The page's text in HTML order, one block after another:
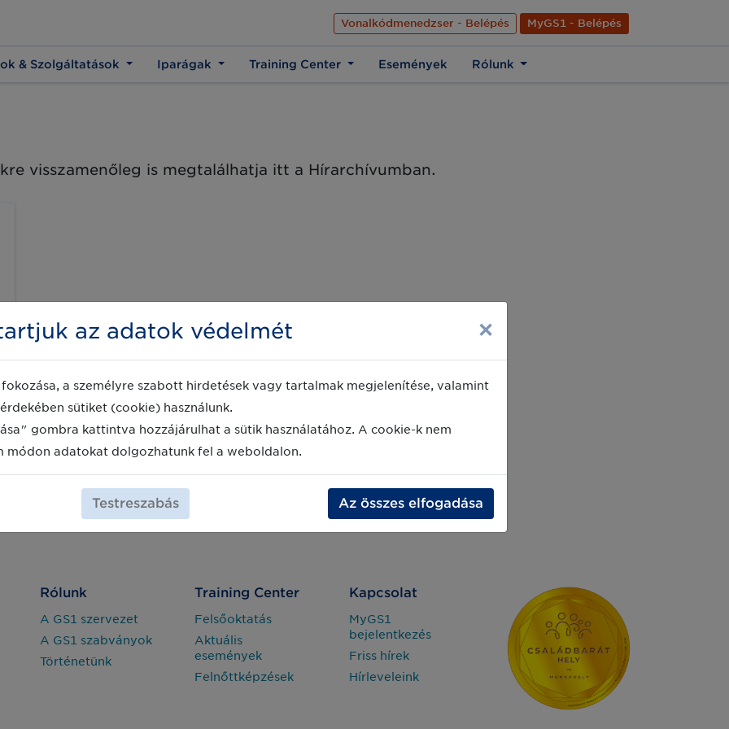
Az üzleti élet közös nyelve Hírek Kapcsolat Rólunk
EN
Vonalkódmenedzser - Belépés
MyGS1 - Belépés
& Szolgáltatások Iparágak Training Center Események Rólunk
visszamenőleg is megtalálhatja itt a Hírarchívumban.
Rólunk
A GS1 szervezet
A GS1 szabványok
Történetünk
Training Center
Felsőoktatás
Aktuális
események
Felnőttképzések
Kapcsolat
MyGS1
bejelentkezés
Friss hírek
Hírleveleink
az adatok védelmét ×
a személyre szabott hirdetések vagy tartalmak megjelenítése, valamint
sütiket (cookie) használunk.
gombra kattintva hozzájárulhat a sütik használatához. A cookie-k nem
módon adatokat dolgozhatunk fel a weboldalon.
Testreszabás Az összes elfogadása